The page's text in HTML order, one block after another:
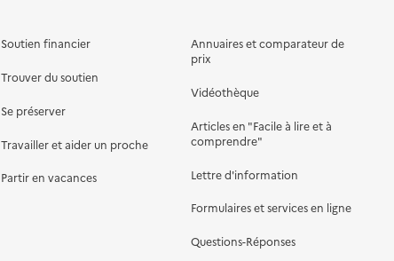
Soutien financier
Trouver du soutien
Se préserver
Travailler et aider un proche
Partir en vacances
Annuaires et comparateur de
prix
Vidéothèque
Articles en "Facile à lire et à
comprendre"
Lettre d'information
Formulaires et services en ligne
Questions-Réponses